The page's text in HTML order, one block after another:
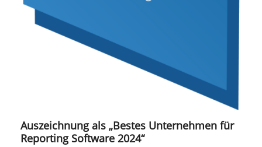
Auszeichnung als „Bestes Unternehmen für
Reporting Software 2024“